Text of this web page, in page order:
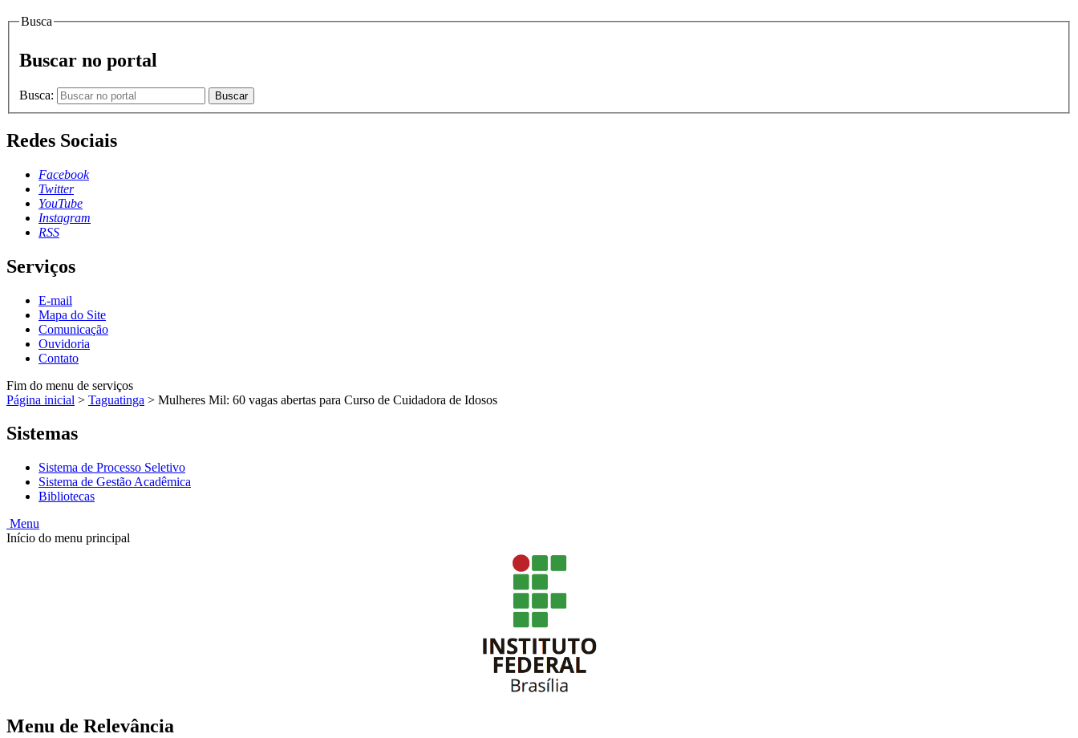
Busca
Buscar no portal
Busca: Buscar
Redes Sociais
Facebook
Twitter
YouTube
Instagram
RSS
Serviços
E-mail
Mapa do Site
Comunicação
Ouvidoria
Contato
Fim do menu de serviços
Página inicial > Taguatinga > Mulheres Mil: 60 vagas abertas para Curso de Cuidadora de Idosos
Sistemas
Sistema de Processo Seletivo
Sistema de Gestão Acadêmica
Bibliotecas
Menu
Início do menu principal
Menu de Relevância